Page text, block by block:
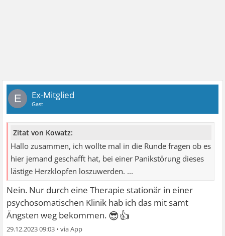
E Ex-Mitglied
Gast
Zitat von Kowatz:
Hallo zusammen, ich wollte mal in die Runde fragen ob es
hier jemand geschafft hat, bei einer Panikstörung dieses
lästige Herzklopfen loszuwerden. ...
Nein. Nur durch eine Therapie stationär in einer
psychosomatischen Klinik hab ich das mit samt
Ängsten weg bekommen. 😎👍
29.12.2023 09:03 •